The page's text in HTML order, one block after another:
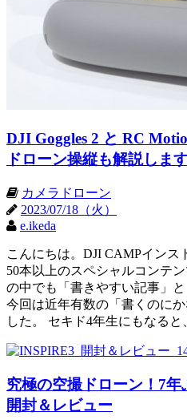
DJI Goggles 2 と RC
ドローン操縦も解説しま
カメラドローン
2023/07/18（火）
e.ikeda
こんにちは。DJI CAMPインス
50本以上のスペシャルコンテ
の中でも「書きやすい記事」
今回は近年有数の「書くのに
した。 セキド4年生にもなる
究極の空撮ドローン！7
開封＆レビュー